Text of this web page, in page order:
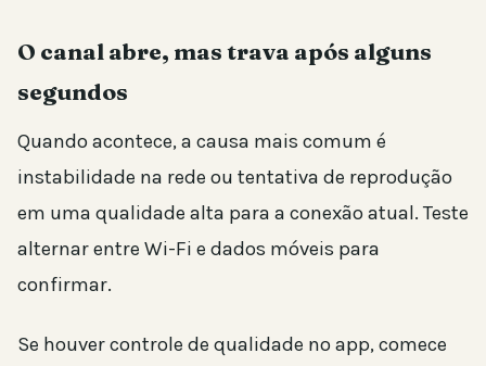
O canal abre, mas trava após alguns
segundos
Quando acontece, a causa mais comum é
instabilidade na rede ou tentativa de reprodução
em uma qualidade alta para a conexão atual. Teste
alternar entre Wi-Fi e dados móveis para
confirmar.
Se houver controle de qualidade no app, comece